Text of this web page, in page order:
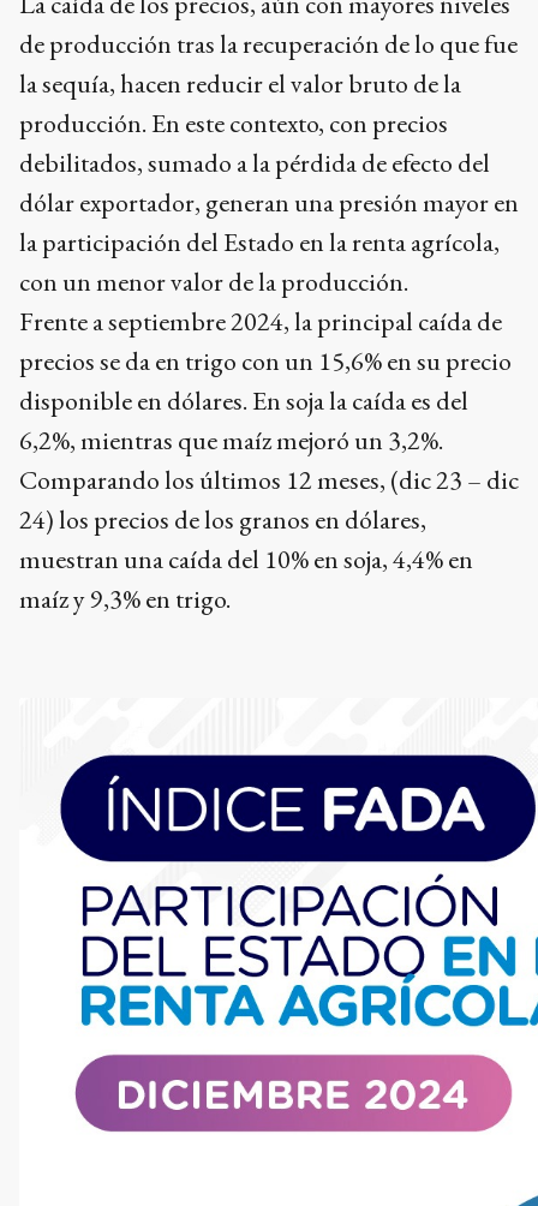
de producción tras la recuperación de lo que fue
la sequía, hacen reducir el valor bruto de la
producción. En este contexto, con precios
debilitados, sumado a la pérdida de efecto del
dólar exportador, generan una presión mayor en
la participación del Estado en la renta agrícola,
con un menor valor de la producción.
Frente a septiembre 2024, la principal caída de
precios se da en trigo con un 15,6% en su precio
disponible en dólares. En soja la caída es del
6,2%, mientras que maíz mejoró un 3,2%.
Comparando los últimos 12 meses, (dic 23 – dic
24) los precios de los granos en dólares,
muestran una caída del 10% en soja, 4,4% en
maíz y 9,3% en trigo.